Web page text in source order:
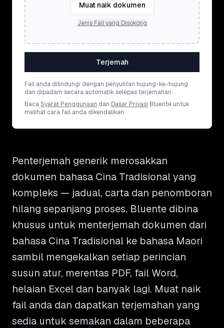
Muat naik dokumen
Jenis Fail yang Disokong
Terjemah
Fail anda dilindungi dengan penyulitan hujung-ke-hujung
dan dipadam secara automatik selepas terjemahan.
BacaSyarat Penggunaan dan Dasar Privasi Bluente untuk
melihat cara fail anda dikendalikan.
Penterjemah generik merosakkan
dokumen bahasa Cina Tradisional yang
kompleks — jadual, carta dan penomboran
hilang sepanjang proses. Bluente dibina
khusus untuk menterjemah dokumen dari
bahasa Cina Tradisional ke bahasa Maori
sambil mengekalkan setiap perincian
susun atur, merentas PDF, fail Word,
helaian Excel dan banyak lagi. Muat naik
fail anda dan dapatkan terjemahan yang
sedia untuk semakan dalam beberapa